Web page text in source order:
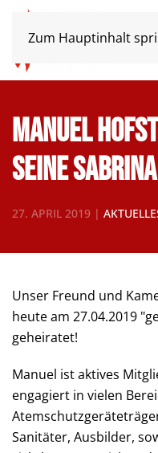
Zum Hauptinhalt
Manuel
seine Sabrina
27. APRIL 2019 |
Unser Freund und
heute am 27.04.2019
geheiratet!
Manuel ist aktives
engagiert in vielen
Sanitäter, Ausbilder,